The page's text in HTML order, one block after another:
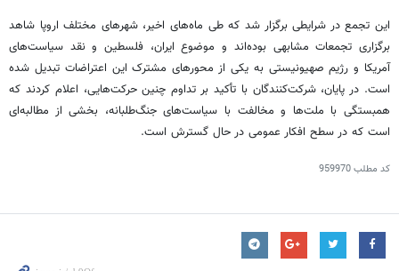
این تجمع در شرایطی برگزار شد که طی ماه‌های اخیر، شهرهای مختلف اروپا شاهد
برگزاری تجمعات مشابهی بوده‌اند و موضوع ایران، فلسطین و نقد سیاست‌های
آمریکا و رژیم صهیونیستی به یکی از محورهای مشترک این اعتراضات تبدیل شده
است. در پایان، شرکت‌کنندگان با تأکید بر تداوم چنین حرکت‌هایی، اعلام کردند که
همبستگی با ملت‌ها و مخالفت با سیاست‌های جنگ‌طلبانه، بخشی از مطالبه‌ای
است که در سطح افکار عمومی در حال گسترش است.
کد مطلب959970